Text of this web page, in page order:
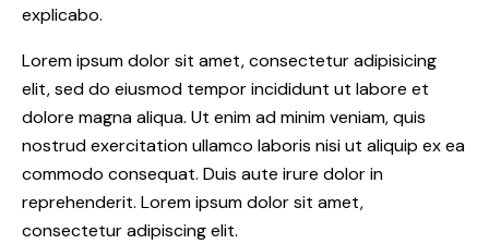
explicabo.
Lorem ipsum dolor sit amet, consectetur adipisicing
elit, sed do eiusmod tempor incididunt ut labore et
dolore magna aliqua. Ut enim ad minim veniam, quis
nostrud exercitation ullamco laboris nisi ut aliquip ex ea
commodo consequat. Duis aute irure dolor in
reprehenderit. Lorem ipsum dolor sit amet,
consectetur adipiscing elit.